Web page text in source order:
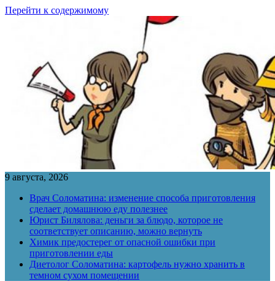
Перейти к содержимому
9 августа, 2026
Врач Соломатина: изменение способа приготовления
сделает домашнюю еду полезнее
Юрист Билялова: деньги за блюдо, которое не
соответствует описанию, можно вернуть
Химик предостерег от опасной ошибки при
приготовлении еды
Диетолог Соломатина: картофель нужно хранить в
темном сухом помещении